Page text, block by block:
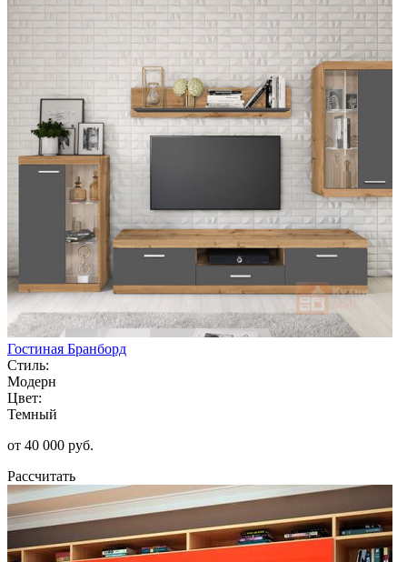
Гостиная Бранборд
Стиль:
Модерн
Цвет:
Темный
от 40 000 руб.
Рассчитать